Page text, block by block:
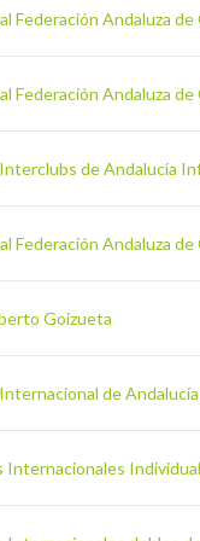
Federación Andaluza
Federación Andaluza de
de Andalucía
Federación Andaluza de
Goizueta
de